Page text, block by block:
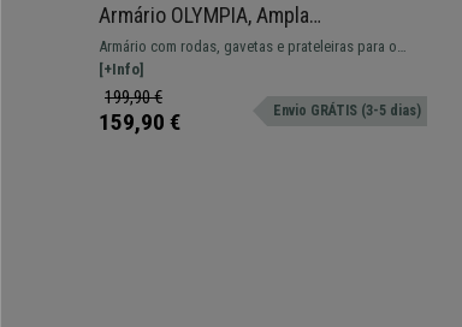
Armário OLYMPIA, Ampla
Armazenagem, Com Rodas,
80x40x65cm, Madeira, Cor Branco
Armário com rodas, gavetas e prateleiras para o
armazenamento organizado de tudo o que
necessite.
[+Info]
199,90 €
159,90 € Envio GRÁTIS (3-5 dias)